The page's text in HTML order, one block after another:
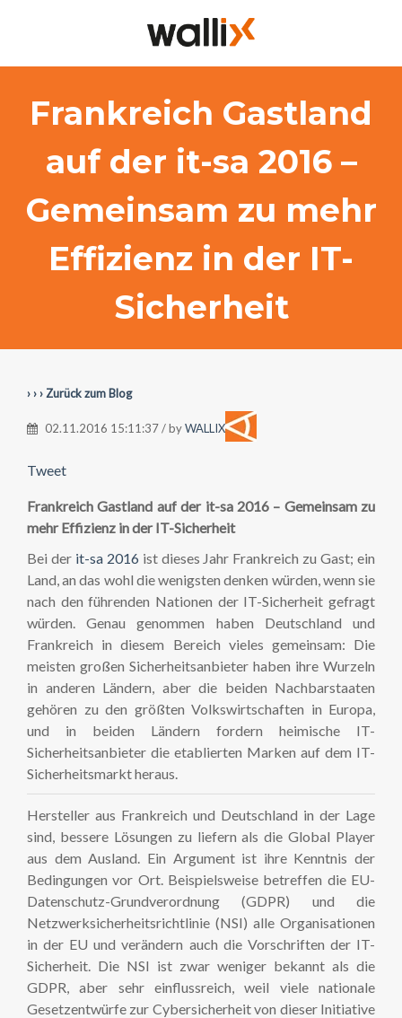
Frankreich Gastland
auf der it-sa 2016 –
Gemeinsam zu mehr
Effizienz in der IT-
Sicherheit
› › › Zurück zum Blog
02.11.2016 15:11:37 / byWALLIX
Tweet
Frankreich Gastland auf der it-sa 2016 – Gemeinsam zu
mehr Effizienz in der IT-Sicherheit
Bei der it-sa 2016 ist dieses Jahr Frankreich zu Gast; ein
Land, an das wohl die wenigsten denken würden, wenn sie
nach den führenden Nationen der IT-Sicherheit gefragt
würden. Genau genommen haben Deutschland und
Frankreich in diesem Bereich vieles gemeinsam: Die
meisten großen Sicherheitsanbieter haben ihre Wurzeln
in anderen Ländern, aber die beiden Nachbarstaaten
gehören zu den größten Volkswirtschaften in Europa,
und in beiden Ländern fordern heimische IT-
Sicherheitsanbieter die etablierten Marken auf dem IT-
Sicherheitsmarkt heraus.
Hersteller aus Frankreich und Deutschland in der Lage
sind, bessere Lösungen zu liefern als die Global Player
aus dem Ausland. Ein Argument ist ihre Kenntnis der
Bedingungen vor Ort. Beispielsweise betreffen die EU-
Datenschutz-Grundverordnung (GDPR) und die
Netzwerksicherheitsrichtlinie (NSI) alle Organisationen
in der EU und verändern auch die Vorschriften der IT-
Sicherheit. Die NSI ist zwar weniger bekannt als die
GDPR, aber sehr einflussreich, weil viele nationale
Gesetzentwürfe zur Cybersicherheit von dieser Initiative